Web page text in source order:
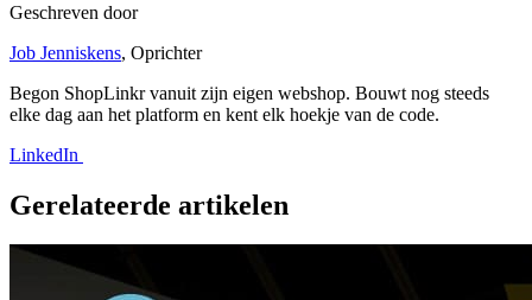
Geschreven door
Job Jenniskens, Oprichter
Begon ShopLinkr vanuit zijn eigen webshop. Bouwt nog steeds
elke dag aan het platform en kent elk hoekje van de code.
LinkedIn
Gerelateerde artikelen